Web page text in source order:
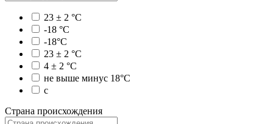
23 ± 2 °C
-18 °C
-18°C
23 ± 2 °C
4 ± 2 °C
не выше минус 18°С
с
Страна происхождения